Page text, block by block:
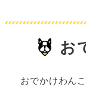
お
おでかけわん